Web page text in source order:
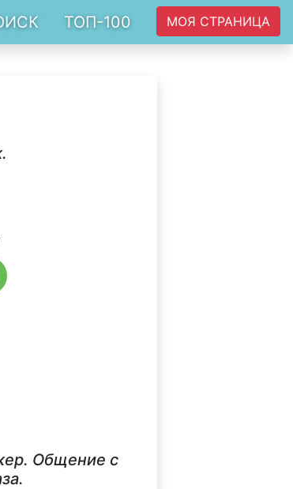
ТОП-100 МОЯ СТРАНИЦА
Общение с